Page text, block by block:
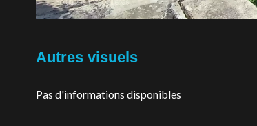
Autres visuels
Pas d'informations disponibles